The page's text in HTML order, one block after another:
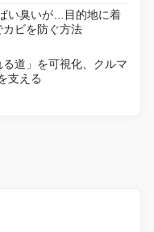
い臭いが…目的地に着
カビを防ぐ方法
道」を可視化、クルマ
支える